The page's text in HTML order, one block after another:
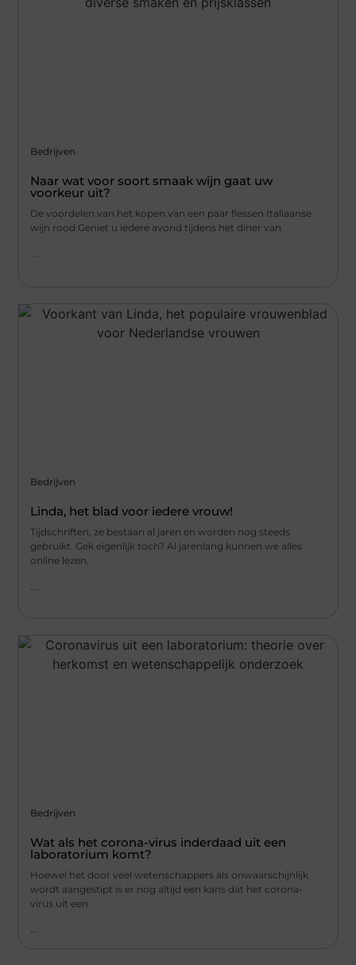
Bedrijven
Naar wat voor soort smaak wijn gaat uw
voorkeur uit?
De voordelen van het kopen van een paar flessen Italiaanse
wijn rood Geniet u iedere avond tijdens het diner van
...
Bedrijven
Linda, het blad voor iedere vrouw!
Tijdschriften, ze bestaan al jaren en worden nog steeds
gebruikt. Gek eigenlijk toch? Al jarenlang kunnen we alles
online lezen,
Bedrijven
Wat als het corona-virus inderdaad uit een
laboratorium komt?
Hoewel het door veel wetenschappers als onwaarschijnlijk
wordt aangestipt is er nog altijd een kans dat het corona-
virus uit een
...